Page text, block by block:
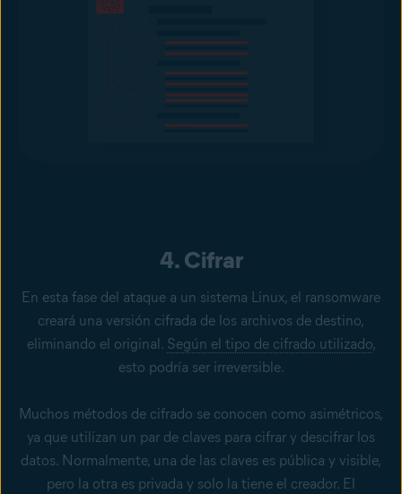
4. Cifrar
En esta fase del ataque a un sistema Linux, el ransomware
creará una versión cifrada de los archivos de destino,
eliminando el original. Según el tipo de cifrado utilizado,
esto podría ser irreversible.
Muchos métodos de cifrado se conocen como asimétricos,
ya que utilizan un par de claves para cifrar y descifrar los
datos. Normalmente, una de las claves es pública y visible,
pero la otra es privada y solo la tiene el creador. El